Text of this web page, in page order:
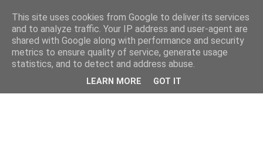
This site uses cookies from Google to deliver its services
and to analyze traffic. Your IP address and user-agent are
shared with Google along with performance and security
metrics to ensure quality of service, generate usage
statistics, and to detect and address abuse.
LEARN MORE GOT IT